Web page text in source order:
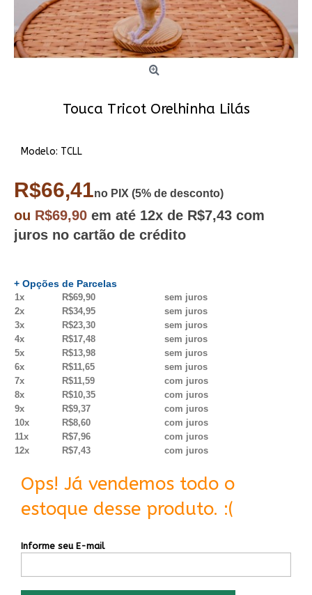
Touca Tricot Orelhinha Lilás
Modelo: TCLL
R$66,41no PIX (5% de desconto)
ou R$69,90 em até 12x de R$7,43 com
juros no cartão de crédito
+ Opções de Parcelas
1x R$69,90
sem juros
2x
R$34,95
sem juros
3x
R$23,30
sem juros
4x
R$17,48
sem juros
5x
R$13,98
sem juros
6x
R$11,65
sem juros
7x
R$11,59
com juros
8x
R$10,35
com juros
9x
R$9,37
com juros
10x
R$8,60
com juros
11x
R$7,96
com juros
12x
R$7,43 com juros
Ops! Já vendemos todo o
estoque desse produto. :(
Informe seu E-mail